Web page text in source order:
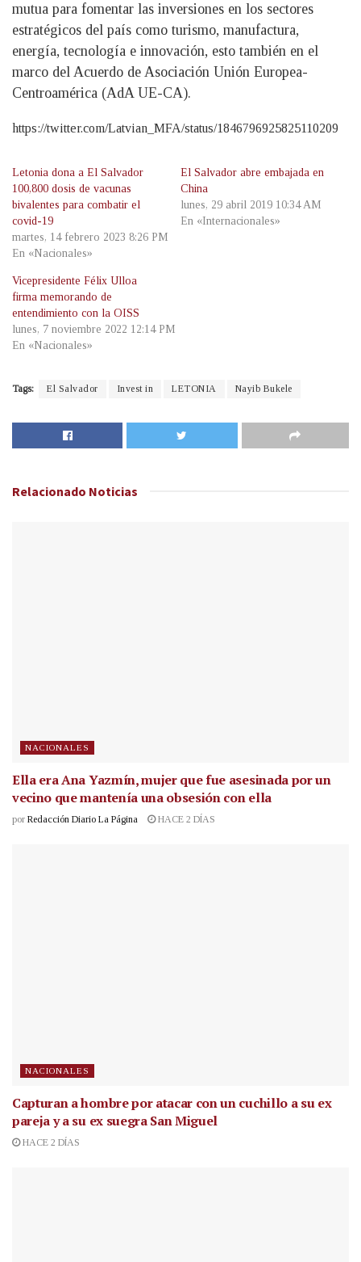
mutua para fomentar las inversiones en los sectores
estratégicos del país como turismo, manufactura,
energía, tecnología e innovación, esto también en el
marco del Acuerdo de Asociación Unión Europea-
Centroamérica (AdA UE-CA).
https://twitter.com/Latvian_MFA/status/1846796925825110209
Letonia dona a El Salvador
100,800 dosis de vacunas
bivalentes para combatir el
covid-19
martes, 14 febrero 2023 8:26 PM
En «Nacionales»
El Salvador abre embajada en
China
lunes, 29 abril 2019 10:34 AM
En «Internacionales»
Vicepresidente Félix Ulloa
firma memorando de
entendimiento con la OISS
lunes, 7 noviembre 2022 12:14 PM
En «Nacionales»
Tags: El Salvador Invest in LETONIA Nayib Bukele
Relacionado Noticias
NACIONALES
Ella era Ana Yazmín, mujer que fue asesinada por un
vecino que mantenía una obsesión con ella
por Redacción Diario La Página HACE 2 DÍAS
NACIONALES
Capturan a hombre por atacar con un cuchillo a su ex
pareja y a su ex suegra San Miguel
HACE 2 DÍAS